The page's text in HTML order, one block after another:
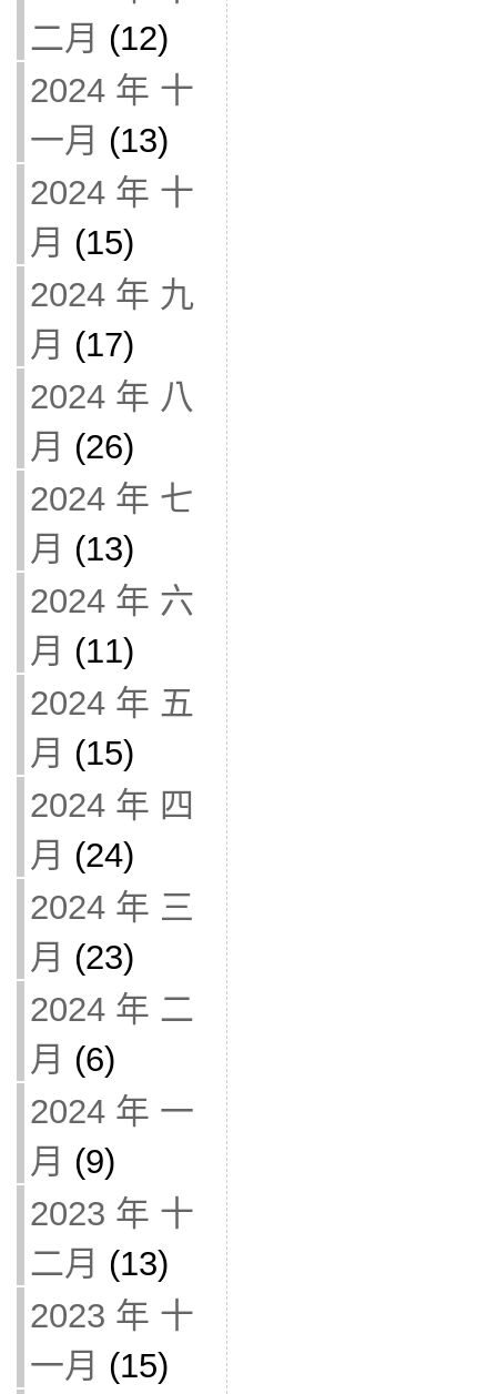
二月 (12)
2024 年 十
一月 (13)
2024 年 十
月 (15)
2024 年 九
月 (17)
2024 年 八
月 (26)
2024 年 七
月 (13)
2024 年 六
月 (11)
2024 年 五
月 (15)
2024 年 四
月 (24)
2024 年 三
月 (23)
2024 年 二
月 (6)
2024 年 一
月 (9)
2023 年 十
二月 (13)
2023 年 十
一月 (15)